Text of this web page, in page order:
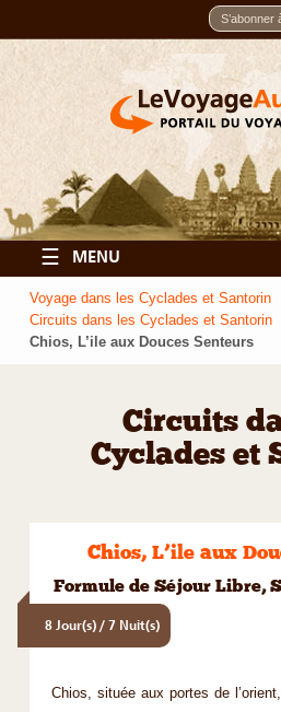
☰ MENU
Voyage dans les Cyclades et Santorin
Circuits dans les Cyclades et Santorin
Chios, L’ile aux Douces Senteurs
Circuits
Cyclades et
Chios, L’ile aux
Formule de Séjour Libre,
8 Jour(s) / 7 Nuit(s)
Chios, située aux portes de